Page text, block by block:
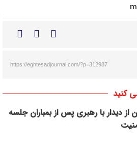
https://eghtesadjournal.com/?p=312987
کنید
از دیدار با رهبری پس از بمباران جلسه